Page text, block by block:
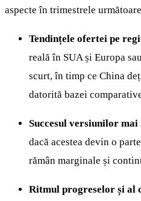
aspecte în trimestrele
Tendințele ofertei pe
reală în SUA și Europa
scurt, în timp ce China
datorită bazei
Succesul versiunilor
dacă acestea devin o
rămân marginale și
Ritmul progreselor și al